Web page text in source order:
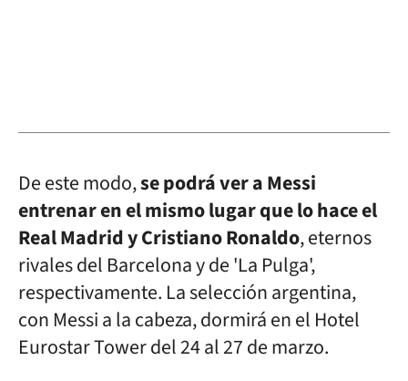
De este modo,se podrá ver a Messi
entrenar en el mismo lugar que lo hace el
Real Madrid y Cristiano Ronaldo, eternos
rivales del Barcelona y de 'La Pulga',
respectivamente. La selección argentina,
con Messi a la cabeza, dormirá en el Hotel
Eurostar Tower del 24 al 27 de marzo.